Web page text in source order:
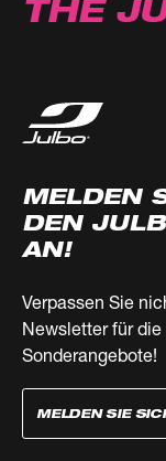
THE
MELDEN
DEN
AN!
Verpassen Sie
Newsletter für
Sonderangebote!
MELDEN SIE